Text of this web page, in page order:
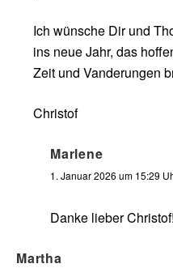
Ich wünsche Dir und
ins neue Jahr, das
Zeit und Vanderungen
Christof
Marlene
1. Januar 2026 um 15:29
Danke lieber Christof!
Martha